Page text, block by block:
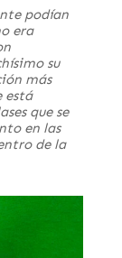
podían
era
su
más
está
que se
en las
de la